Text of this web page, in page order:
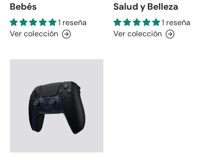
Bebés
1 reseña
Ver colección
Salud y Belleza
1 reseña
Ver colección